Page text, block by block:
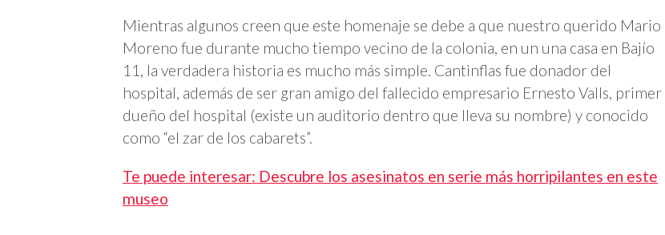
Mientras algunos creen que este homenaje se debe a que nuestro querido Mario
Moreno fue durante mucho tiempo vecino de la colonia, en un una casa en Bajío
11, la verdadera historia es mucho más simple. Cantinflas fue donador del
hospital, además de ser gran amigo del fallecido empresario Ernesto Valls, primer
dueño del hospital (existe un auditorio dentro que lleva su nombre) y conocido
como “el zar de los cabarets”.
Te puede interesar: Descubre los asesinatos en serie más horripilantes en este
museo